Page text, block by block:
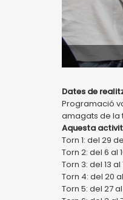
Dates de
Programació
amagats de la
Aquesta
Torn 1: del 29
Torn 2: del 6 al
Torn 3: del 13 al
Torn 4: del 20
Torn 5: del 27